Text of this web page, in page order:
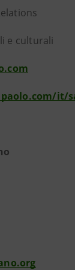
e culturali
it/